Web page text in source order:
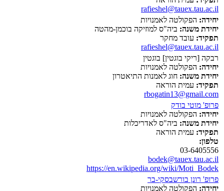
rafieshel@tauex.tau.ac.il
יחידה: הפקולטה לאמנויות
יחידת משנה: ביה"ס למוזיקה בוכמן-מהטה
תפקיד: עובד מחקר
rafieshel@tauex.tau.ac.il
רבקה [ריקי בוגטין] בוגטין
יחידה: הפקולטה לאמנויות
יחידת משנה: חוג לאמנות התיאטרון
תפקיד: עמית הוראה
rbogatin13@gmail.com
פרופ' מוטי בודק
יחידה: הפקולטה לאמנויות
יחידת משנה: ביה"ס לאדריכלות
תפקיד: עמית הוראה
טלפון:
03-6405556
bodek@tauex.tau.ac.il
https://en.wikipedia.org/wiki/Moti_Bodek
פרופ' רונן בורשבסקי-בר
יחידה: הפקולטה לאמנויות